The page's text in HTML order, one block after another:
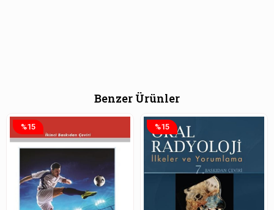
Benzer Ürünler
%15 %15